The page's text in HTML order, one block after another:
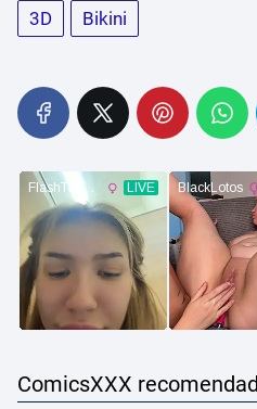
3D Bikini
ComicsXXX